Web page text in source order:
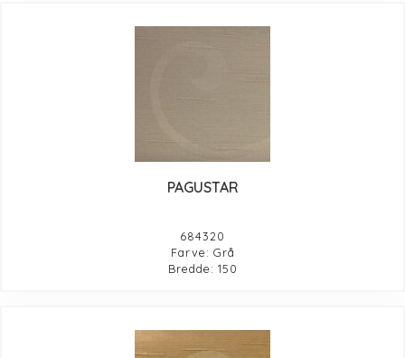
PAGUSTAR
684320
Farve: Grå
Bredde: 150